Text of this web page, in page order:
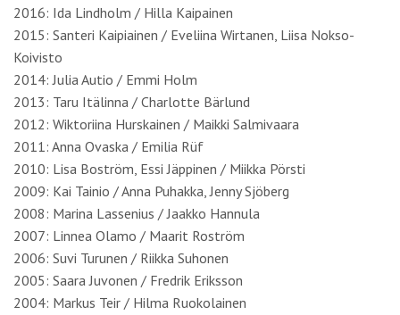
2016: Ida Lindholm / Hilla Kaipainen
2015: Santeri Kaipiainen / Eveliina Wirtanen, Liisa Nokso-
Koivisto
2014: Julia Autio / Emmi Holm
2013: Taru Itälinna / Charlotte Bärlund
2012: Wiktoriina Hurskainen / Maikki Salmivaara
2011: Anna Ovaska / Emilia Rüf
2010: Lisa Boström, Essi Jäppinen / Miikka Pörsti
2009: Kai Tainio / Anna Puhakka, Jenny Sjöberg
2008: Marina Lassenius / Jaakko Hannula
2007: Linnea Olamo / Maarit Roström
2006: Suvi Turunen / Riikka Suhonen
2005: Saara Juvonen / Fredrik Eriksson
2004: Markus Teir / Hilma Ruokolainen